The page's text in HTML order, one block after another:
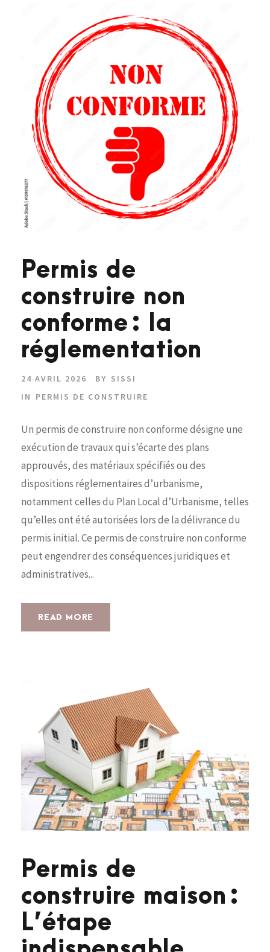
Permis de
construire non
conforme : la
réglementation
24 AVRIL 2026 BY SISSI
IN
PERMIS DE CONSTRUIRE
Un permis de construire non conforme désigne une
exécution de travaux qui s’écarte des plans
approuvés, des matériaux spécifiés ou des
dispositions réglementaires d’urbanisme,
notamment celles du Plan Local d’Urbanisme, telles
qu’elles ont été autorisées lors de la délivrance du
permis initial. Ce permis de construire non conforme
peut engendrer des conséquences juridiques et
administratives...
READ MORE
Permis de
construire maison :
L’étape